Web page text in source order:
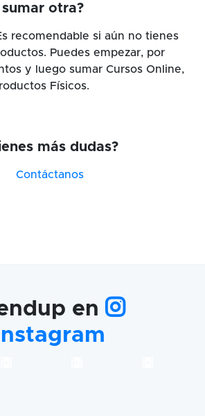
otra?
recomendable si aún no tienes
Puedes empezar, por
y luego sumar Cursos Online,
Físicos.
más dudas?
Contáctanos
en
Instagram